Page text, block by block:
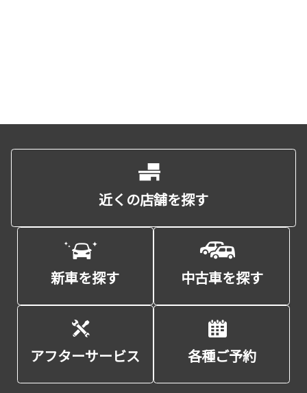
近くの店舗を探す
新車を探す 中古車を探す
アフターサービス 各種ご予約